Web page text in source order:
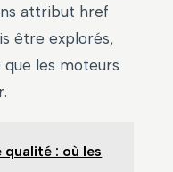
attribut href
être explorés,
les moteurs
qualité : où les